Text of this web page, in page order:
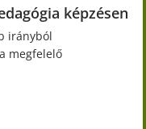
képzésen
irányból
megfelelő